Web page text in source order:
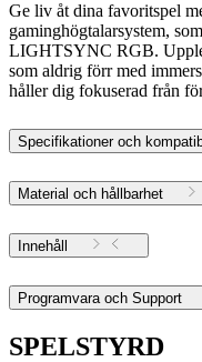
Ge liv åt dina favoritspel
gaminghögtalarsystem,
LIGHTSYNC RGB.
som aldrig förr med
håller dig fokuserad från
Specifikationer och
Material och hållbarhet
Innehåll
Programvara och Support
SPELSTYRD